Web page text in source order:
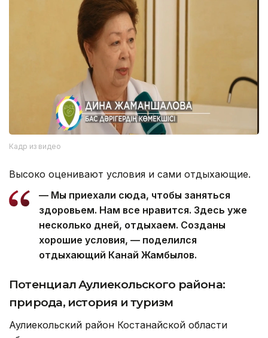
Кадр из видео
Высоко оценивают условия и сами отдыхающие.
— Мы приехали сюда, чтобы заняться
здоровьем. Нам все нравится. Здесь уже
несколько дней, отдыхаем. Созданы
хорошие условия, — поделился
отдыхающий Канай Жамбылов.
Потенциал Аулиекольского района:
природа, история и туризм
Аулиекольский район Костанайской области